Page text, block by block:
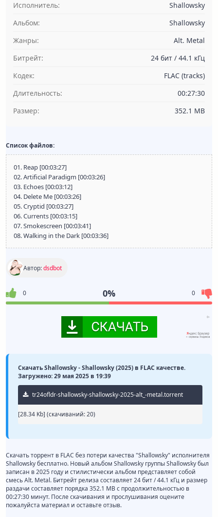
Исполнитель:
Shallowsky
Альбом:
Shallowsky
Жанры:
Alt. Metal
Битрейт:
24 бит / 44.1 кГц
Кодек:
FLAC (tracks)
Длительность:
00:27:30
Размер:
352.1 MB
Список файлов:
01. Reap [00:03:27]
02. Artificial Paradigm [00:03:26]
03. Echoes [00:03:12]
04. Delete Me [00:03:26]
05. Cryptid [00:03:27]
06. Currents [00:03:15]
07. Smokescreen [00:03:41]
08. Walking in the Dark [00:03:36]
Автор:dsdbot
0 0% 0
Скачать Shallowsky - Shallowsky (2025) в FLAC качестве.
Загружено: 29 мая 2025 в 19:39
tr24ofldr-shallowsky-shallowsky-2025-alt_-metal.torrent
[28.34 Kb] (cкачиваний: 20)
Скачать торрент в FLAC без потери качества "Shallowsky" исполнителя
Shallowsky бесплатно. Новый альбом Shallowsky группы Shallowsky был
записан в 2025 году и стилистически альбом представляет собой
смесь Alt. Metal. Битрейт релиза составляет 24 бит / 44.1 кГц и размер
раздачи составляет порядка 352.1 MB с продолжительностью в
00:27:30 минут. После скачивания и прослушивания оцените
пожалуйста материал и оставьте отзыв.